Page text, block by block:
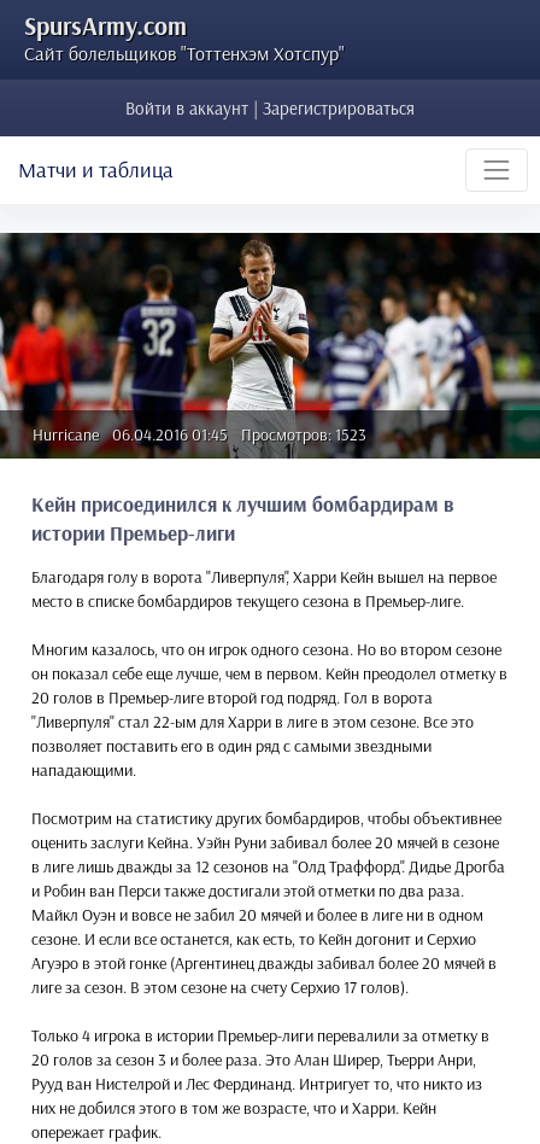
SpursArmy.com
Сайт болельщиков "Тоттенхэм Хотспур"
Войти в аккаунт | Зарегистрироваться
Матчи и таблица
Hurricane 06.04.2016 01:45 Просмотров: 1523
Кейн присоединился к лучшим бомбардирам в
истории Премьер-лиги
Благодаря голу в ворота "Ливерпуля", Харри Кейн вышел на первое
место в списке бомбардиров текущего сезона в Премьер-лиге.
Многим казалось, что он игрок одного сезона. Но во втором сезоне
он показал себе еще лучше, чем в первом. Кейн преодолел отметку в
20 голов в Премьер-лиге второй год подряд. Гол в ворота
"Ливерпуля" стал 22-ым для Харри в лиге в этом сезоне. Все это
позволяет поставить его в один ряд с самыми звездными
нападающими.
Посмотрим на статистику других бомбардиров, чтобы объективнее
оценить заслуги Кейна. Уэйн Руни забивал более 20 мячей в сезоне
в лиге лишь дважды за 12 сезонов на "Олд Траффорд". Дидье Дрогба
и Робин ван Перси также достигали этой отметки по два раза.
Майкл Оуэн и вовсе не забил 20 мячей и более в лиге ни в одном
сезоне. И если все останется, как есть, то Кейн догонит и Серхио
Агуэро в этой гонке (Аргентинец дважды забивал более 20 мячей в
лиге за сезон. В этом сезоне на счету Серхио 17 голов).
Только 4 игрока в истории Премьер-лиги перевалили за отметку в
20 голов за сезон 3 и более раза. Это Алан Ширер, Тьерри Анри,
Рууд ван Нистелрой и Лес Фердинанд. Интригует то, что никто из
них не добился этого в том же возрасте, что и Харри. Кейн
опережает график.